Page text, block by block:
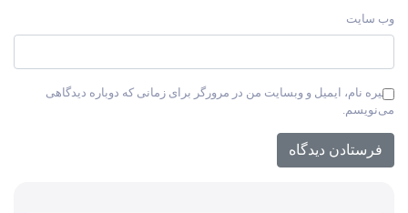
وب‌ سایت
ذخیره نام، ایمیل و وبسایت من در مرورگر برای زمانی که دوباره دیدگاهی
می‌نویسم.